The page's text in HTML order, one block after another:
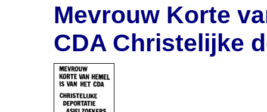
Mevrouw Korte
CDA Christelijke